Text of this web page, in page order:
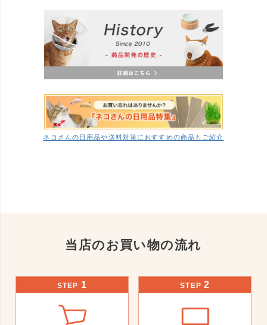
ネコさんの日用品や送料対策におすすめの商品もご紹介
当店のお買い物の流れ
STEP 1 STEP 2